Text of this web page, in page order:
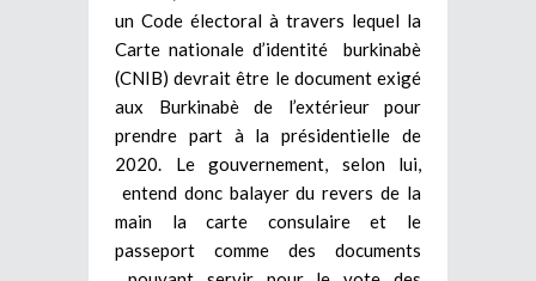
un Code électoral à travers lequel la
Carte nationale d’identité burkinabè
(CNIB) devrait être le document exigé
aux Burkinabè de l’extérieur pour
prendre part à la présidentielle de
2020. Le gouvernement, selon lui,
entend donc balayer du revers de la
main la carte consulaire et le
passeport comme des documents